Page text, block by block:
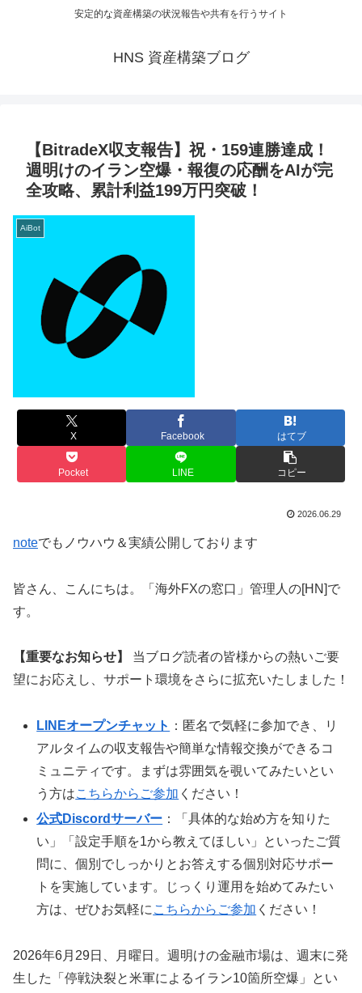
安定的な資産構築の状況報告や共有を行うサイト
HNS 資産構築ブログ
【BitradeX収支報告】祝・159連勝達成！
週明けのイラン空爆・報復の応酬をAIが完
全攻略、累計利益199万円突破！
AiBot
X Facebook はてブ
Pocket LINE コピー
2026.06.29
noteでもノウハウ＆実績公開しております
皆さん、こんにちは。「海外FXの窓口」管理人の[HN]で
す。
【重要なお知らせ】
当ブログ読者の皆様からの熱いご要
望にお応えし、サポート環境をさらに拡充いたしました！
LINEオープンチャット ：匿名で気軽に参加でき、リ
アルタイムの収支報告や簡単な情報交換ができるコ
ミュニティです。まずは雰囲気を覗いてみたいとい
う方はこちらからご参加 ください！
公式Discordサーバー ：「具体的な始め方を知りた
い」「設定手順を1から教えてほしい」といったご質
問に、個別でしっかりとお答えする個別対応サポー
トを実施しています。じっくり運用を始めてみたい
方は、ぜひお気軽に こちらからご参加 ください！
2026年6月29日、月曜日。週明けの金融市場は、週末に発
生した「停戦決裂と米軍によるイラン10箇所空爆」とい